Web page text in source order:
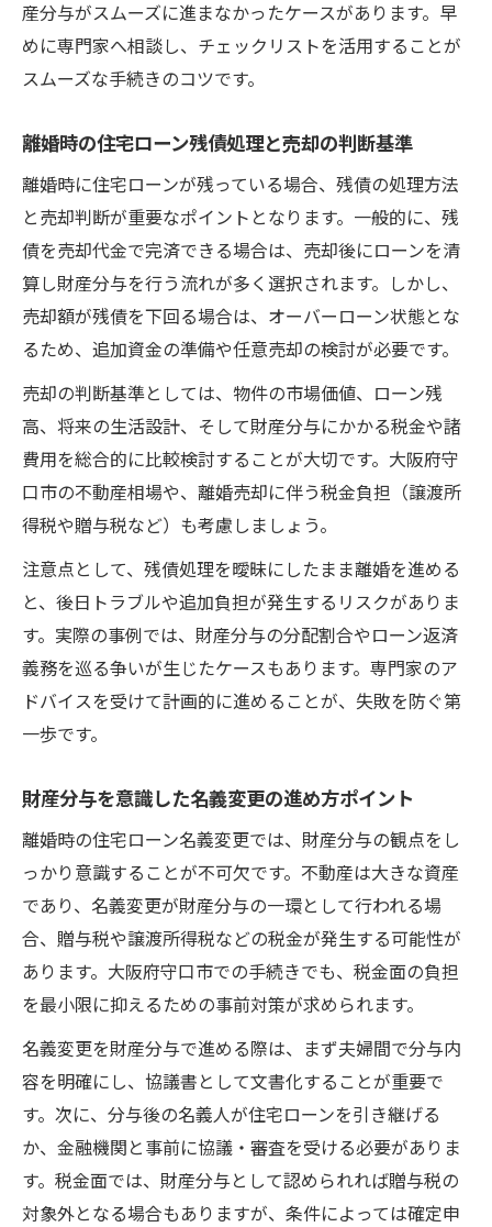
産分与がスムーズに進まなかったケースがあります。早
めに専門家へ相談し、チェックリストを活用することが
スムーズな手続きのコツです。
離婚時の住宅ローン残債処理と売却の判断基準
離婚時に住宅ローンが残っている場合、残債の処理方法
と売却判断が重要なポイントとなります。一般的に、残
債を売却代金で完済できる場合は、売却後にローンを清
算し財産分与を行う流れが多く選択されます。しかし、
売却額が残債を下回る場合は、オーバーローン状態とな
るため、追加資金の準備や任意売却の検討が必要です。
売却の判断基準としては、物件の市場価値、ローン残
高、将来の生活設計、そして財産分与にかかる税金や諸
費用を総合的に比較検討することが大切です。大阪府守
口市の不動産相場や、離婚売却に伴う税金負担（譲渡所
得税や贈与税など）も考慮しましょう。
注意点として、残債処理を曖昧にしたまま離婚を進める
と、後日トラブルや追加負担が発生するリスクがありま
す。実際の事例では、財産分与の分配割合やローン返済
義務を巡る争いが生じたケースもあります。専門家のア
ドバイスを受けて計画的に進めることが、失敗を防ぐ第
一歩です。
財産分与を意識した名義変更の進め方ポイント
離婚時の住宅ローン名義変更では、財産分与の観点をし
っかり意識することが不可欠です。不動産は大きな資産
であり、名義変更が財産分与の一環として行われる場
合、贈与税や譲渡所得税などの税金が発生する可能性が
あります。大阪府守口市での手続きでも、税金面の負担
を最小限に抑えるための事前対策が求められます。
名義変更を財産分与で進める際は、まず夫婦間で分与内
容を明確にし、協議書として文書化することが重要で
す。次に、分与後の名義人が住宅ローンを引き継げる
か、金融機関と事前に協議・審査を受ける必要がありま
す。税金面では、財産分与として認められれば贈与税の
対象外となる場合もありますが、条件によっては確定申